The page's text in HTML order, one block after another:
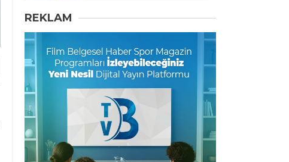
REKLAM